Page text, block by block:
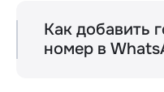
придется
филиалам —
надо;
Как добавить
номер в